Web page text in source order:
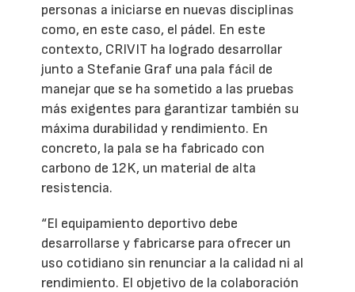
personas a iniciarse en nuevas disciplinas
como, en este caso, el pádel. En este
contexto, CRIVIT ha logrado desarrollar
junto a Stefanie Graf una pala fácil de
manejar que se ha sometido a las pruebas
más exigentes para garantizar también su
máxima durabilidad y rendimiento. En
concreto, la pala se ha fabricado con
carbono de 12K, un material de alta
resistencia.
“El equipamiento deportivo debe
desarrollarse y fabricarse para ofrecer un
uso cotidiano sin renunciar a la calidad ni al
rendimiento. El objetivo de la colaboración